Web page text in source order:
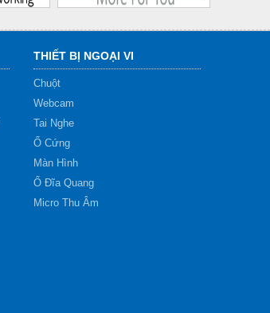
THIẾT BỊ NGOẠI VI
Chuột
Webcam
Tai Nghe
Ổ Cứng
Màn Hình
Ổ Đĩa Quang
Micro Thu Âm